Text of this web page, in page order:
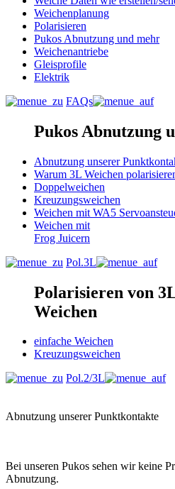
Weichenplanung
Polarisieren
Pukos Abnutzung und mehr
Weichenantriebe
Gleisprofile
Elektrik
FAQs
Pukos Abnutzung
Abnutzung unserer
Warum 3L Weichen
Doppelweichen
Kreuzungsweichen
Weichen mit WA5
Weichen mit
Frog Juicern
Pol.3L
Polarisieren von
Weichen
einfache Weichen
Kreuzungsweichen
Pol.2/3L
Abnutzung unserer Punktkontakte
Bei unseren Pukos sehen wir keine
Abnutzung.